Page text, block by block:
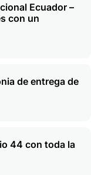
Ecuador –
con un
de entrega de
44 con toda la